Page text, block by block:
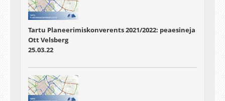
Tartu Planeerimiskonverents 2021/2022: peaesineja
Ott Velsberg
25.03.22